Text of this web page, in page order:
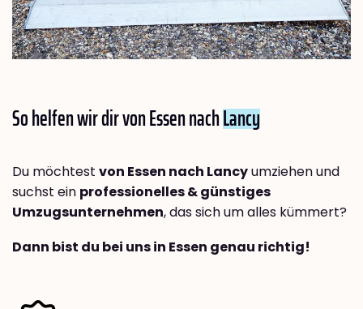
So helfen wir dir von Essen nachLancy
Du möchtest von Essen nach Lancyumziehen und
suchst ein professionelles & günstiges
Umzugsunternehmen, das sich um alles kümmert?
Dann bist du bei uns in Essen genau richtig!